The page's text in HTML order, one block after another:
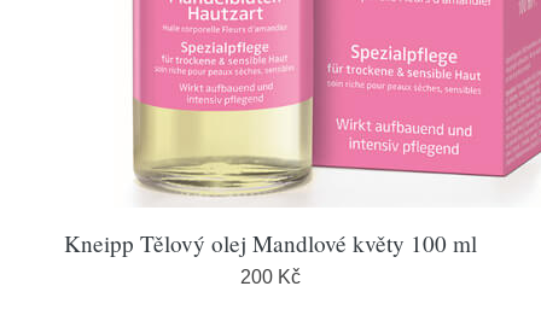
Kneipp Tělový olej Mandlové květy 100 ml
200 Kč